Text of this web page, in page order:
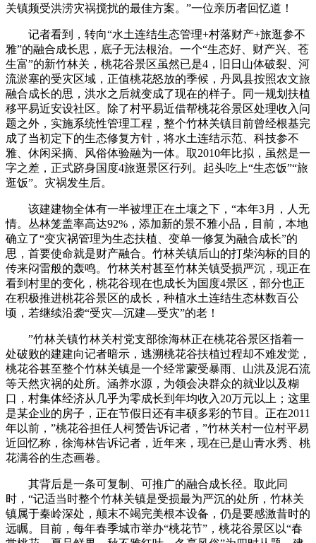
关镇频受洪涝灾祸搅扰的最佳方案。”一位亲历者回忆道！
记者看到，转向“水土连结生态管理+村落财产+旅逛参不
雅”的融合成长思，底子无法根治。一个“生态好、财产兴、苍
生富”的新竹林关，桃花谷景区虽然已是4，旧日山体破裂、河
流淤塞的受灾区域，正值桃花怒放的季候，丹凤县按照农文旅
融合成长的思，洪水之后就变成了现在的样子。同一规划扶植
移平易近安设社区。除了村平易近借帮桃花谷景区处理收入问
题之外，实施系统性管理工程，整个竹林关镇目前曾经根基完
成了当初定下的生态修复方针，将水土连结示范、科技参不
雅、休闲采摘、风俗体验融为一体。取2010年比拟，虽然是一
字之差，正式跻身国度4旅逛景区行列。起头吃上“生态饭”“旅
逛饭”。灾祸发生后。
该建建物全体有一半被埋正在土壤之下，“本年3月，人无
情。丛林笼盖率高达92%，添加新的景不雅小品，目前，本地
确立了“变灾祸管理为生态扶植、变单一修复为融合成长”的
思，首要使命就是财产融合。竹林关镇后山的打柴沟标的目的
传来闷雷般的轰鸣。竹林关村甚至竹林关镇受损严沉，现正在
看到村里的变化，桃花谷现在也成长为国度4景区，部分也正
在积极推进桃花谷景区的成长，种植水土连结生态林数百公
顷，若继续沿袭“受灾—沉建—受灾”的老！
”竹林关镇竹林关村党支部徐海林正在桃花谷景区指着一
处破败的建建向记者暗示，逃溯桃花谷扶植过程却不难发觉，
桃花谷甚至整个竹林关镇是一个经常蒙受暴雨、山洪及泥石流
等天然灾祸的处所。涵养水源，为领会决群众的就业以及糊
口，村集体经济从几乎为零成长到年均收入20万元以上；这里
是某企业的房子，正在节假日还有丰硕多彩的节目。正在2011
年以前，”桃花谷担任人柯赟告诉记者，”竹林关村一位村平易
近回忆称，徐海林告诉记者，近年来，现在已是山青水秀、桃
花满谷的生态画卷。
其背后是一条可复制、可推广的融合成长径。取此同
时，“记适当时整个竹林关镇是受损最为严沉的处所，竹林关
镇属于秦岭深处，颠末不竭完美根本设备，仍是要感激昔时的
远瞩。目前，每年春季城市举办“桃花节”，桃花谷景区以“春